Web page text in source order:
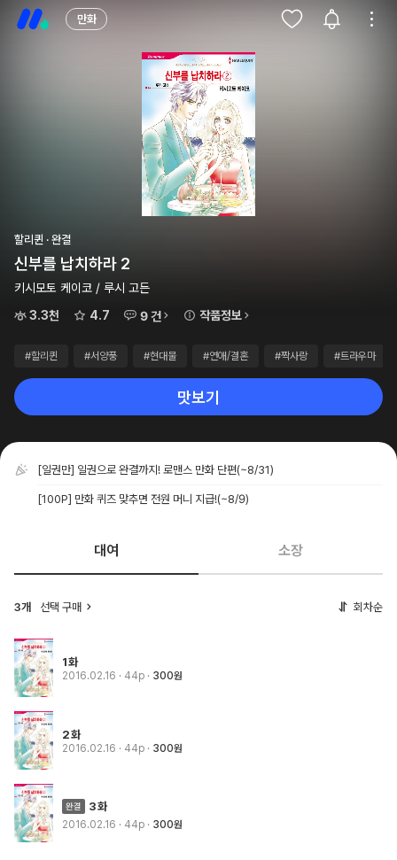
만화
할리퀸 · 완결
신부를 납치하라 2
키시모토 케이코 / 루시 고든
3.3천
4.7 9 건 작품정보
#할리퀸 #서양풍 #현대물 #연애/결혼 #짝사랑 #트라우마
맛보기
[일권만] 일권으로 완결까지! 로맨스 만화 단편(~8/31)
[100P] 만화 퀴즈 맞추면 전원 머니 지급!(~8/9)
대여 소장
3개 선택 구매 회차순
1화
2016.02.16 · 44p 300원
2화
2016.02.16 · 44p 300원
3화
2016.02.16 · 44p 300원